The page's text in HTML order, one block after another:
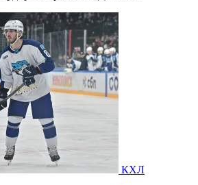
КХЛ